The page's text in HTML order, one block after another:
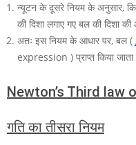
न्यूटन के दूसरे नियम के अनुसार,
की दिशा लगाए गए बल की दिशा की
अतः इस नियम के आधार पर, बल (
expression ) प्राप्त किया जाता
Newton’s Third law
गति का तीसरा नियम